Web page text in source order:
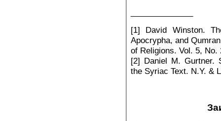
[1] David Winston.
Apocrypha, and
of Religions. Vol. 5, No.
[2] Daniel M. Gurtner.
the Syriac Text. N.Y. &